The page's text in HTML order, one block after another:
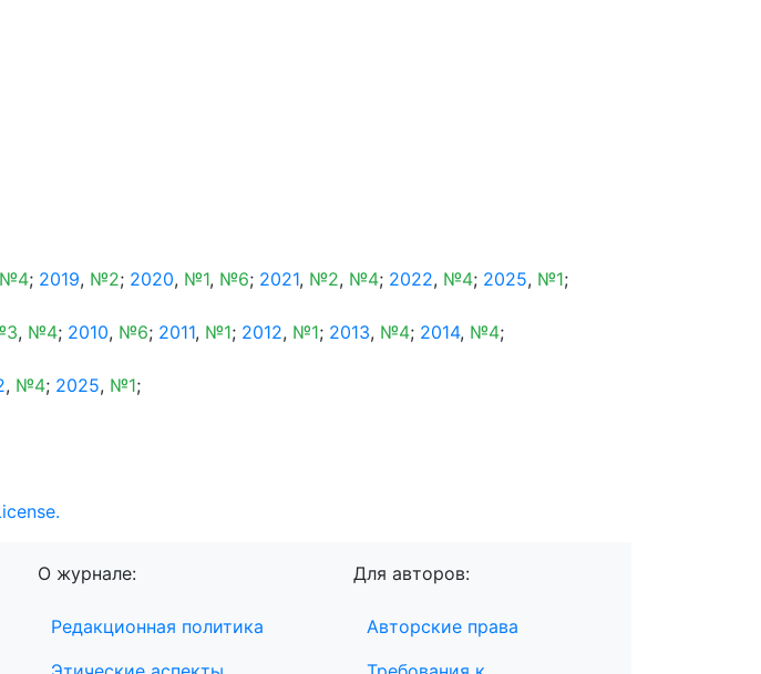
№4; 2019, №2; 2020, №1, №6; 2021, №2, №4; 2022, №4; 2025, №1;
, №4; 2010, №6; 2011, №1; 2012, №1; 2013, №4; 2014, №4;
, №4; 2025, №1;
О журнале:
Редакционная политика
Для авторов:
Авторские права